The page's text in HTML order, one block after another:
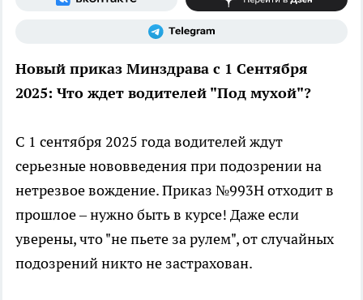
Новый приказ Минздрава с 1 Сентября
2025: Что ждет водителей "Под мухой"?
С 1 сентября 2025 года водителей ждут
серьезные нововведения при подозрении на
нетрезвое вождение. Приказ №993Н отходит в
прошлое – нужно быть в курсе! Даже если
уверены, что "не пьете за рулем", от случайных
подозрений никто не застрахован.